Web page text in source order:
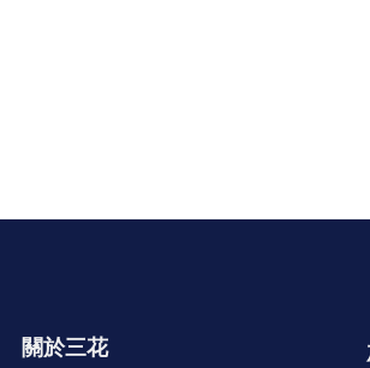
關於三花